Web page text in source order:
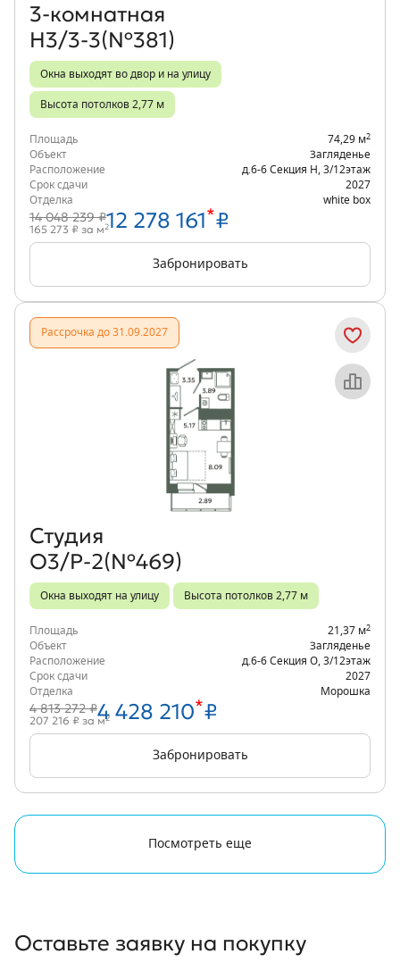
3‑комнатная
Н3/3-3(№381)
Окна выходят во двор и на улицу
Высота потолков 2,77 м
Площадь 74,29 м2
Объект
Загляденье
Расположение
д.6-6 Секция Н 3/12этаж
Срок сдачи
2027
Отделка
white box
14 048 239 ₽12 278 161*₽
165 273 ₽ за м2
Забронировать
Рассрочка до 31.09.2027
Объект месяца
Студия
О3/Р-2(№469)
Окна выходят на улицу Высота потолков 2,77 м
Площадь 21,37 м2
Объект
Загляденье
Расположение
д.6-6 Секция О 3/12этаж
Срок сдачи
2027
Отделка
Морошка
4 813 272 ₽4 428 210*₽
207 216 ₽ за м2
Забронировать
Посмотреть еще
Оставьте заявку на покупку